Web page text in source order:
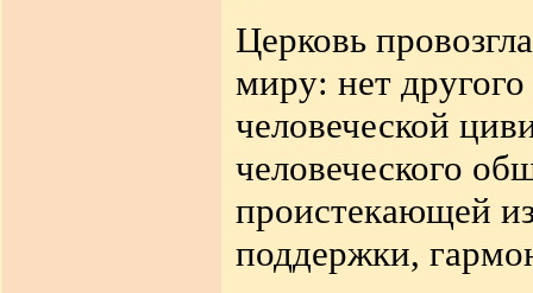
Церковь
миру: нет
человеческой
человеческого
проистекающей
поддержки,